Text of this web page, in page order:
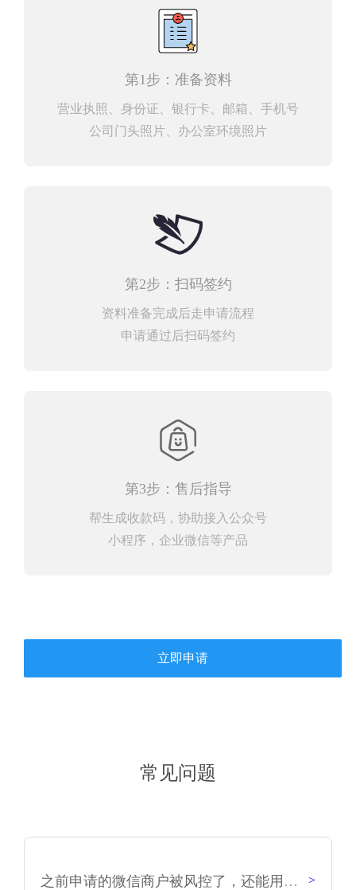
第1步：准备资料
营业执照、身份证、银行卡、邮箱、手机号
公司门头照片、办公室环境照片
第2步：扫码签约
资料准备完成后走申请流程
申请通过后扫码签约
第3步：售后指导
帮生成收款码，协助接入公众号
小程序，企业微信等产品
立即申请
常见问题
之前申请的微信商户被风控了，还能用吗？ >